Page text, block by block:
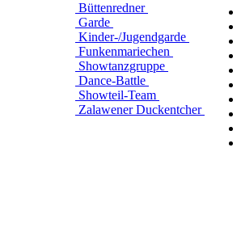
Büttenredner
Garde
Kinder-/Jugendgarde
Funkenmariechen
Showtanzgruppe
Dance-Battle
Showteil-Team
Zalawener Duckentcher